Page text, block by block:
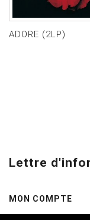
ADORE (2LP)
Lettre
MON COMPTE